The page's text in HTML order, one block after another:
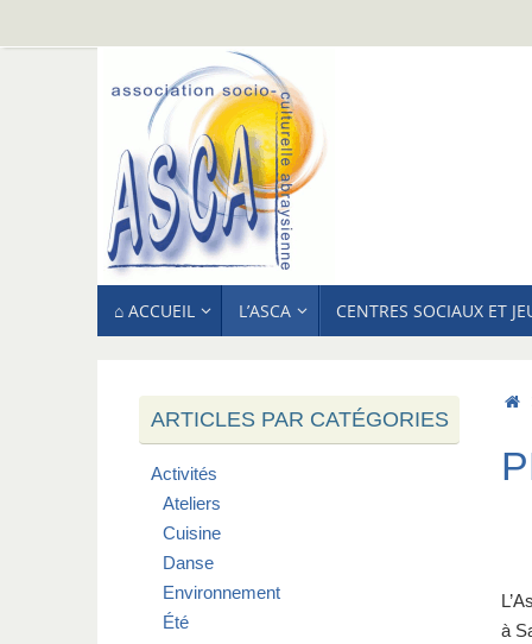
au
AU⌂ ACCUEIL L’ASCA CENTRES SOCIAUX ET
à
ARTICLES PAR CATÉGORIES
Activités
Ateliers
Cuisine
Danse
Environnement
Été